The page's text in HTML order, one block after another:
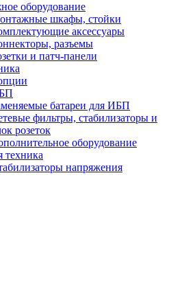
оборудование
шкафы, стойки
аксессуары
разъемы
и патч-панели
батареи для ИБП
фильтры, стабилизаторы и
розеток
оборудование
техника
напряжения